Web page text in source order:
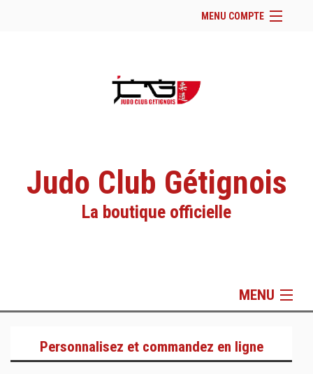
MENU COMPTE
Facebook
Se connecter
Judo Club Gétignois
La boutique officielle
MENU
Textiles
Personnalisez et commandez en ligne